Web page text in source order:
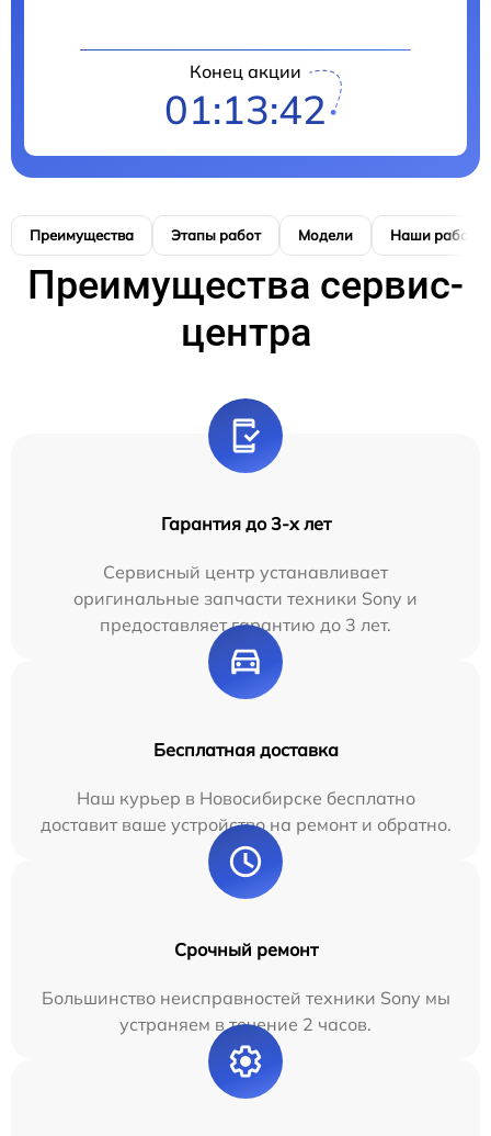
Конец акции
01:13:41
Преимущества Этапы работ Модели Наши работы
Преимущества сервис-
центра
Гарантия до 3-х лет
Сервисный центр устанавливает
оригинальные запчасти техники Sony и
предоставляет гарантию до 3 лет.
Бесплатная доставка
Наш курьер в Новосибирске бесплатно
доставит ваше устройство на ремонт и обратно.
Срочный ремонт
Большинство неисправностей техники Sony мы
устраняем в течение 2 часов.